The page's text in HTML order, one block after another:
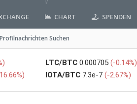
CHART SPENDEN
Profilnachrichten Suchen
LTC/BTC 0.000705(-0.14%)
IOTA/BTC 7.3e-7(-2.67%)